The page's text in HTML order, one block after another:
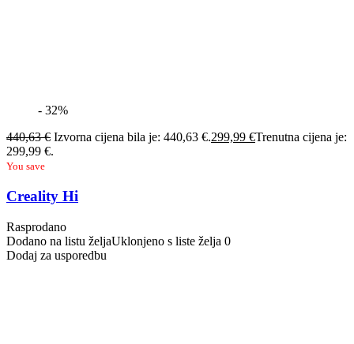
- 32%
440,63€ Izvorna cijena bila je: 440,63 €.299,99 €Trenutna cijena je:
299,99 €.
You save
Creality Hi
Rasprodano
Dodano na listu željaUklonjeno s liste želja 0
Dodaj za usporedbu